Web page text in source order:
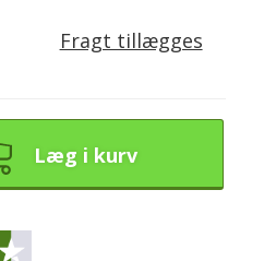
Fragt tillægges
Læg i kurv